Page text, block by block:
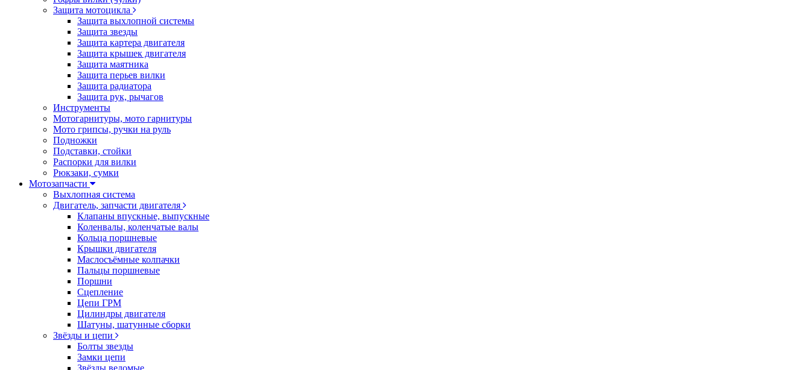
Защита мотоцикла
Защита выхлопной системы
Защита звезды
Защита картера двигателя
Защита крышек двигателя
Защита маятника
Защита перьев вилки
Защита радиатора
Защита рук, рычагов
Инструменты
Мотогарнитуры, мото гарнитуры
Мото грипсы, ручки на руль
Подножки
Подставки, стойки
Распорки для вилки
Рюкзаки, сумки
Мотозапчасти
Выхлопная система
Двигатель, запчасти двигателя
Клапаны впускные, выпускные
Коленвалы, коленчатые валы
Кольца поршневые
Крышки двигателя
Маслосъёмные колпачки
Пальцы поршневые
Поршни
Сцепление
Цепи ГРМ
Цилиндры двигателя
Шатуны, шатунные сборки
Звёзды и цепи
Болты звезды
Замки цепи
Звёзды ведомые